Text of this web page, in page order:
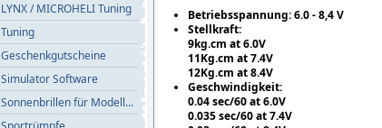
LYNX / MICROHELI Tuning
Tuning
Geschenkgutscheine
Simulator Software
Sonnenbrillen für Modellflieger
Betriebsspannung: 6.0 - 8,4 V
Stellkraft:
9kg.cm at 6.0V
11Kg.cm at 7.4V
12Kg.cm at 8.4V
Geschwindigkeit:
0.04 sec/60 at 6.0V
0.035 sec/60 at 7.4V